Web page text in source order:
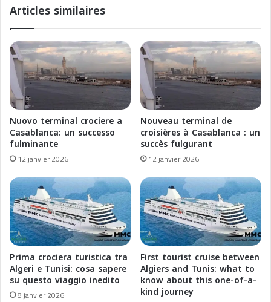
B
i
n
d
n
g
R
e
n
a
i
s
a
n
c
e
a
t
t
h
A
l
é
e
:
e
s
F
e
r
r
i
e
s
d
e
S
è
t
Articles similaires
Nuovo terminal crociere a
Casablanca: un successo
fulminante
12 janvier 2026
Nouveau terminal de
croisières à Casablanca : un
succès fulgurant
12 janvier 2026
Prima crociera turistica tra
Algeri e Tunisi: cosa sapere
su questo viaggio inedito
8 janvier 2026
First tourist cruise between
Algiers and Tunis: what to
know about this one-of-a-
kind journey